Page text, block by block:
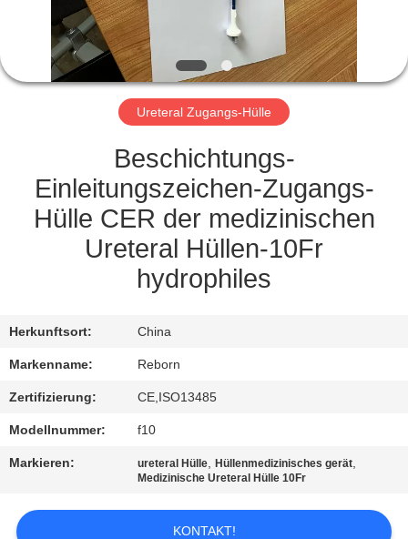
TRETEN
SIE
MIT
VERBINDUNG
FORDERN
ZITAT
SITEMAP
POLICY
Ureteral Zugangs-Hülle
Beschichtungs-
Einleitungszeichen-Zugangs-
Hülle CER der medizinischen
Ureteral Hüllen-10Fr
hydrophiles
Herkunftsort: China
Markenname: Reborn
Zertifizierung: CE,ISO13485
Modellnummer: f10
Markieren: ureteral Hülle,Hüllenmedizinisches gerät,
Medizinische Ureteral Hülle 10Fr
KONTAKT!